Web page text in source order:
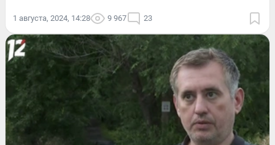
1 августа, 2024, 14:28 9 967 23